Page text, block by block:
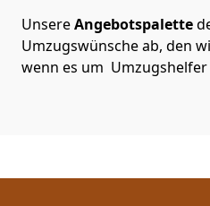
UnsereAngebotspalette
Umzugswünsche ab, den
wenn es um